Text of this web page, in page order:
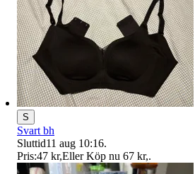
S
Svart bh
Sluttid11 aug 10:16.
Pris:47 kr,Eller Köp nu 67 kr,.